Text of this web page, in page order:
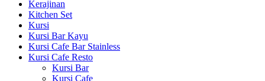
Kerajinan
Kitchen Set
Kursi
Kursi Bar Kayu
Kursi Cafe Bar Stainless
Kursi Cafe Resto
Kursi Bar
Kursi Cafe